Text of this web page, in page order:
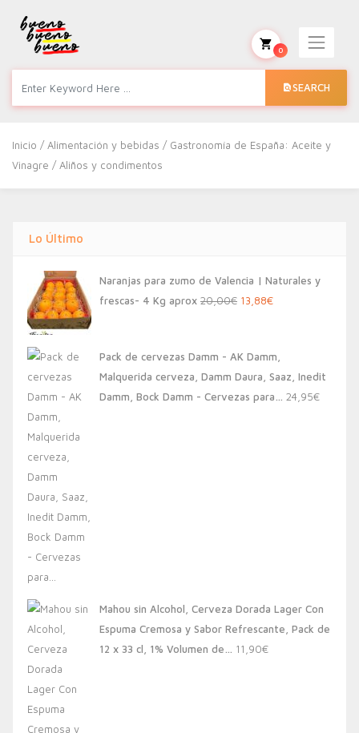
SEARCH
0
Inicio /Alimentación y bebidas / Gastronomía de España: Aceite y
Vinagre / Aliños y condimentos
Lo Último
Naranjas para zumo de Valencia | Naturales y
frescas- 4 Kg aprox 20,00€ El
era:
20,00€.
13,88€El
es:
13,88€.
Pack de cervezas Damm - AK Damm,
Malquerida cerveza, Damm Daura, Saaz, Inedit
Damm, Bock Damm - Cervezas para… 24,95€
Mahou sin Alcohol, Cerveza Dorada Lager Con
Espuma Cremosa y Sabor Refrescante, Pack de
12 x 33 cl, 1% Volumen de… 11,90€